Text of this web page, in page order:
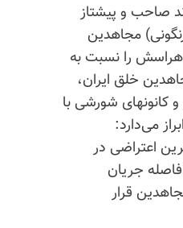
صاحب و پیشتاز
مجاهدین
هراسش را نسبت به
خلق ایران،
کانونهای شورشی با
می‌دارد:
اعتراضی در
جریان
قرار